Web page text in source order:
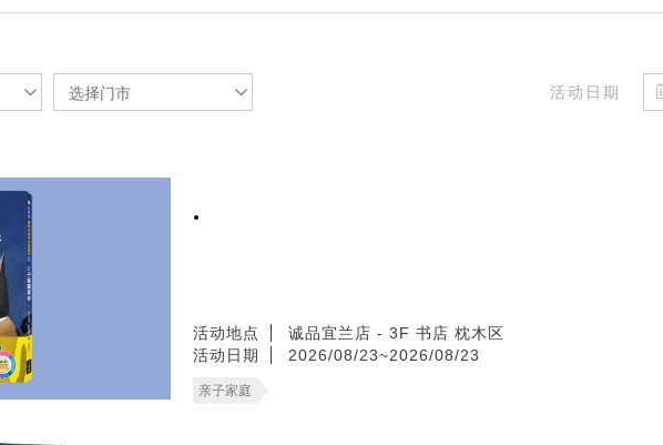
选择门市 活动日期
.
活动地点
诚品宜兰店 - 3F 书店 枕木区
活动日期
2026/08/23~2026/08/23
亲子家庭